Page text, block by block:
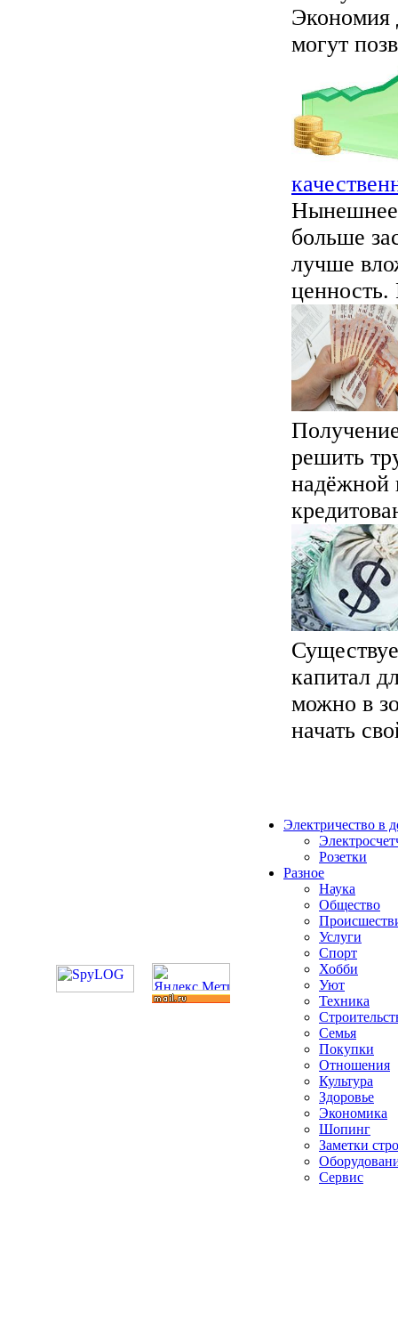
Экономия
могут
Нынешнее
больше
лучше
решить
надёжной
капитал
можно в
начать
Электричество в
Розетки
Разное
Наука
Общество
Услуги
Спорт
Хобби
Уют
Техника
Семья
Покупки
Отношения
Культура
Здоровье
Экономика
Шопинг
Заметки
Сервис